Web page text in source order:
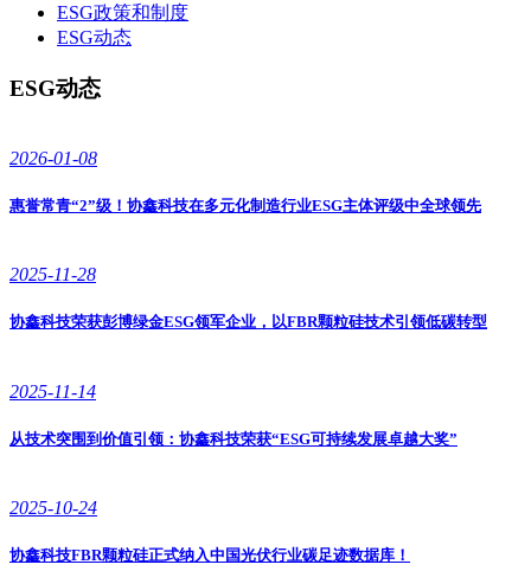
ESG政策和制度
ESG动态
ESG动态
2026-01-08
惠誉常青“2”级！协鑫科技在多元化制造行业ESG主体评级中全球领先
2025-11-28
协鑫科技荣获彭博绿金ESG领军企业，以FBR颗粒硅技术引领低碳转型
2025-11-14
从技术突围到价值引领：协鑫科技荣获“ESG可持续发展卓越大奖”
2025-10-24
协鑫科技FBR颗粒硅正式纳入中国光伏行业碳足迹数据库！